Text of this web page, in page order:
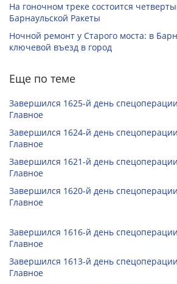
На гоночном треке состоится
Барнаульской Ракеты
Ночной ремонт у Старого моста: в
ключевой въезд в город
Еще по теме
Завершился 1625-й день
Главное
Завершился 1624-й день
Главное
Завершился 1621-й день
Главное
Завершился 1620-й день
Главное
Завершился 1616-й день
Главное
Завершился 1613-й день
Главное